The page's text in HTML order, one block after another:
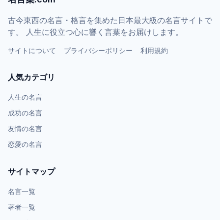
古今東西の名言・格言を集めた日本最大級の名言サイトで
す。 人生に役立つ心に響く言葉をお届けします。
サイトについて プライバシーポリシー 利用規約
人気カテゴリ
人生の名言
成功の名言
友情の名言
恋愛の名言
サイトマップ
名言一覧
著者一覧